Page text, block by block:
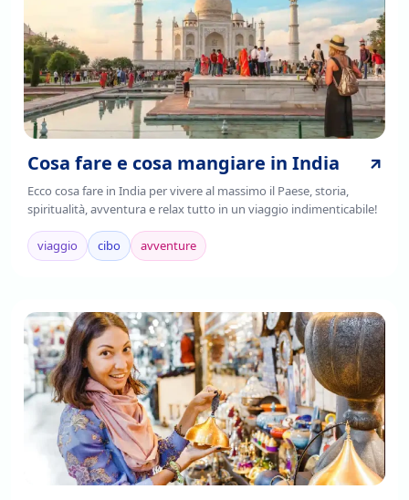
Cosa fare e cosa mangiare in India
Ecco cosa fare in India per vivere al massimo il Paese, storia,
spiritualità, avventura e relax tutto in un viaggio indimenticabile!
viaggio cibo avventure